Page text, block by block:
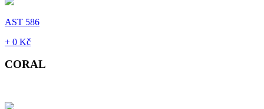
AST 586
+ 0 Kč
CORAL